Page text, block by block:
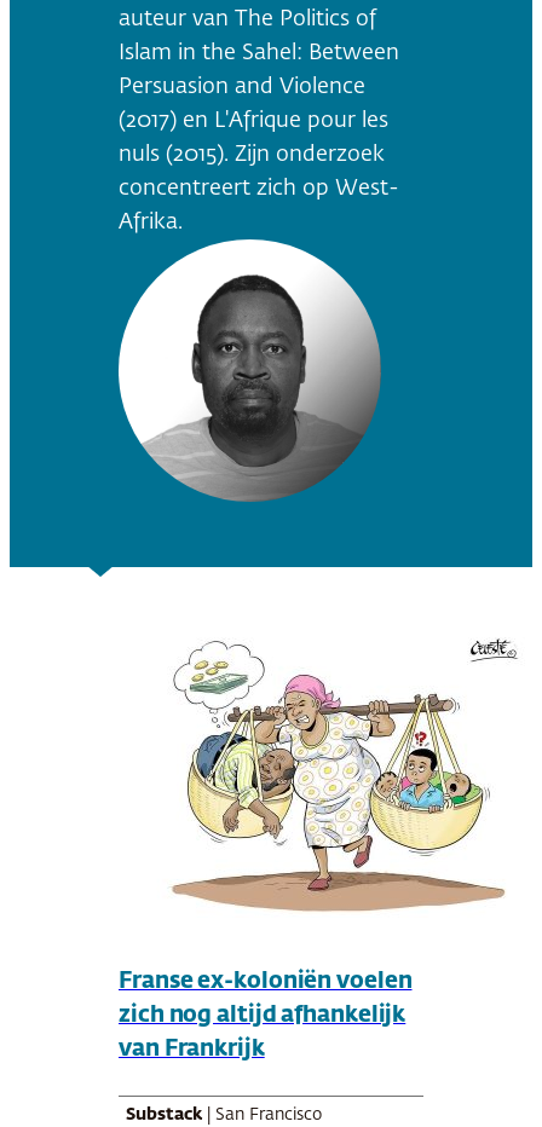
auteur van The Politics of
Islam in the Sahel: Between
Persuasion and Violence
(2017) en L'Afrique pour les
nuls (2015). Zijn onderzoek
concentreert zich op West-
Afrika.
Franse ex-koloniën voelen
zich nog altijd afhankelijk
van Frankrijk
Substack | San Francisco